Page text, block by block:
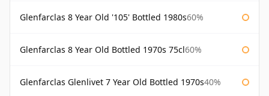
Glenfarclas 8 Year Old '105' Bottled 1980s60%
Glenfarclas 8 Year Old Bottled 1970s 75cl60%
Glenfarclas Glenlivet 7 Year Old Bottled 1970s40%